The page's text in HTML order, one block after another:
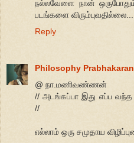
நல்லவேளை நான்
படங்களை விரும்புவதில்லை...
Reply
Philosophy Prabhakaran
@ நா.மணிவண்ணன்
// அடங்கப்பா இது எப்ப
//
எல்லாம் ஒரு சமுதாய